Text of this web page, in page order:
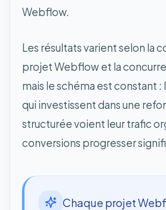
Webflow.
Les résultats varient selon la
projet Webflow et la
mais le schéma est constant
qui investissent dans une
structurée voient leur trafic
conversions progresser
Chaque projet